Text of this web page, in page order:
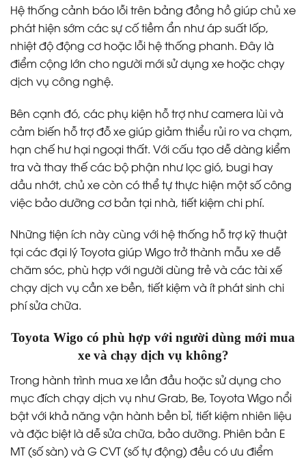
Hệ thống cảnh báo lỗi trên bảng đồng hồ giúp chủ xe
phát hiện sớm các sự cố tiềm ẩn như áp suất lốp,
nhiệt độ động cơ hoặc lỗi hệ thống phanh. Đây là
điểm cộng lớn cho người mới sử dụng xe hoặc chạy
dịch vụ công nghệ.
Bên cạnh đó, các phụ kiện hỗ trợ như camera lùi và
cảm biến hỗ trợ đỗ xe giúp giảm thiểu rủi ro va chạm,
hạn chế hư hại ngoại thất. Với cấu tạo dễ dàng kiểm
tra và thay thế các bộ phận như lọc gió, bugi hay
dầu nhớt, chủ xe còn có thể tự thực hiện một số công
việc bảo dưỡng cơ bản tại nhà, tiết kiệm chi phí.
Những tiện ích này cùng với hệ thống hỗ trợ kỹ thuật
tại các đại lý Toyota giúp Wigo trở thành mẫu xe dễ
chăm sóc, phù hợp với người dùng trẻ và các tài xế
chạy dịch vụ cần xe bền, tiết kiệm và ít phát sinh chi
phí sửa chữa.
Toyota Wigo có phù hợp với người dùng mới mua
xe và chạy dịch vụ không?
Trong hành trình mua xe lần đầu hoặc sử dụng cho
mục đích chạy dịch vụ như Grab, Be, Toyota Wigo nổi
bật với khả năng vận hành bền bỉ, tiết kiệm nhiên liệu
và đặc biệt là dễ sửa chữa, bảo dưỡng. Phiên bản E
MT (số sàn) và G CVT (số tự động) đều có ưu điểm